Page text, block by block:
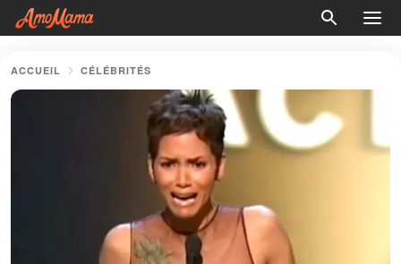
ACCUEIL CÉLÉBRITÉS